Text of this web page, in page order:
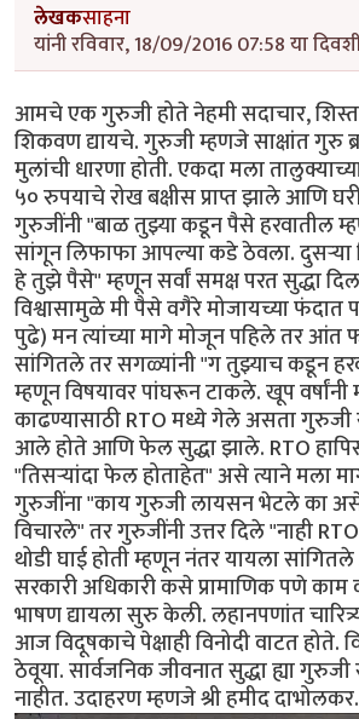
लेखकसाहना
यांनी रविवार, 18/09/2016 07:58 या
आमचे एक गुरुजी होते नेहमी सदाचार, शिस्त
शिकवण द्यायचे. गुरुजी म्हणजे साक्षांत गुरु
मुलांची धारणा होती. एकदा मला
५० रुपयाचे रोख बक्षीस प्राप्त झाले आणि
गुरुजींनी "बाळ तुझ्या कडून पैसे हरवातील
सांगून लिफाफा आपल्या कडे ठेवला.
हे तुझे पैसे" म्हणून सर्वां समक्ष परत सुद्धा
विश्वासामुळे मी पैसे वगैरे मोजायच्या फंदात
पुढे) मन त्यांच्या मागे मोजून पहिले तर आंत
सांगितले तर सगळ्यांनी "ग तुझ्याच कडून
म्हणून विषयावर पांघरून टाकले. खूप वर्षांनी
काढण्यासाठी RTO मध्ये गेले असता गुरुजी
आले होते आणि फेल सुद्धा झाले. RTO
"तिसऱ्यांदा फेल होताहेत" असे त्याने मला
गुरुजींना "काय गुरुजी लायसन भेटले का
विचारले" तर गुरुजींनी उत्तर दिले "नाही
थोडी घाई होती म्हणून नंतर यायला
सरकारी अधिकारी कसे प्रामाणिक पणे काम
भाषण द्यायला सुरु केली. लहानपणांत
आज विदूषकाचे पेक्षाही विनोदी वाटत होते.
ठेवूया. सार्वजनिक जीवनात सुद्धा ह्या
नाहीत. उदाहरण म्हणजे श्री हमीद